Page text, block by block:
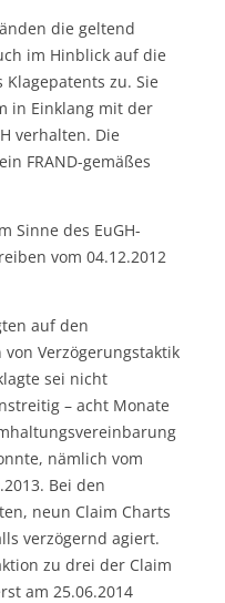
die geltend
im Hinblick auf die
zu. Sie
in Einklang mit der
verhalten. Die
FRAND-gemäßes
Sinne des EuGH-
vom 04.12.2012
auf den
Verzögerungstaktik
sei nicht
– acht Monate
nämlich vom
Bei den
neun Claim Charts
verzögernd agiert.
zu drei der Claim
am 25.06.2014